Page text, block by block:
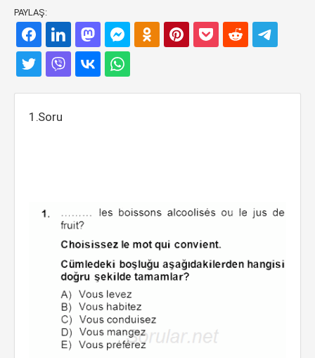
PAYLAŞ:
1.Soru